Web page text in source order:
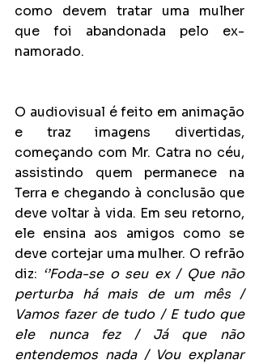
como devem tratar uma mulher
que foi abandonada pelo ex-
namorado.
O audiovisual é feito em animação
e traz imagens divertidas,
começando com Mr. Catra no céu,
assistindo quem permanece na
Terra e chegando à conclusão que
deve voltar à vida. Em seu retorno,
ele ensina aos amigos como se
deve cortejar uma mulher. O refrão
diz: ‘’Foda-se o seu ex / Que não
perturba há mais de um mês /
Vamos fazer de tudo / E tudo que
ele nunca fez / Já que não
entendemos nada / Vou explanar